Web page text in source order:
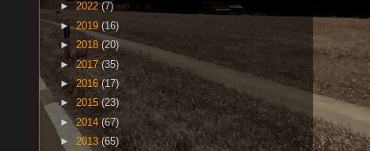
► 2022 (7)
►2019 (16)
► 2018 (20)
►2017(35)
►2016(17)
► 2015(23)
► 2014(67)
► 2013(65)